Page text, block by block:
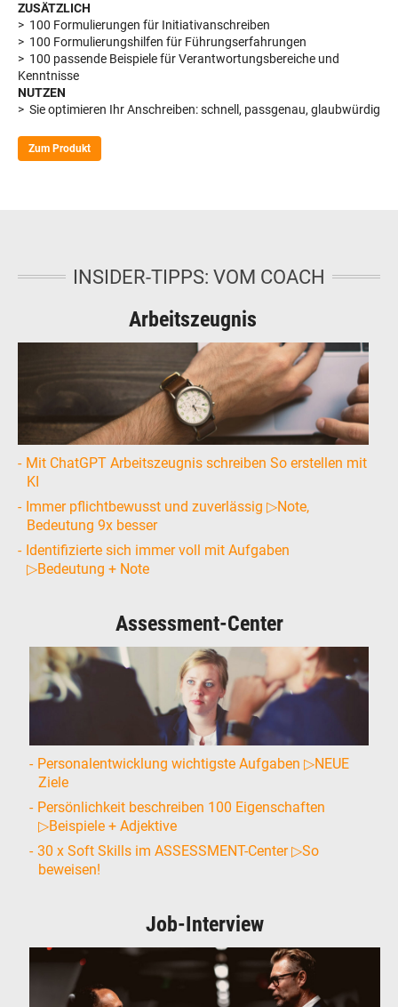
ZUSÄTZLICH
> 100 Formulierungen für Initiativanschreiben
> 100 Formulierungshilfen für Führungserfahrungen
> 100 passende Beispiele für Verantwortungsbereiche und
Kenntnisse
NUTZEN
> Sie optimieren Ihr Anschreiben: schnell, passgenau, glaubwürdig
Zum Produkt
INSIDER-TIPPS: VOM COACH
Arbeitszeugnis
Mit ChatGPT Arbeitszeugnis schreiben So erstellen mit
KI
Immer pflichtbewusst und zuverlässig ▷Note,
Bedeutung 9x besser
Identifizierte sich immer voll mit Aufgaben
▷Bedeutung + Note
Assessment-Center
Personalentwicklung wichtigste Aufgaben ▷NEUE
Ziele
Persönlichkeit beschreiben 100 Eigenschaften
▷Beispiele + Adjektive
30 x Soft Skills im ASSESSMENT-Center ▷So
beweisen!
Job-Interview